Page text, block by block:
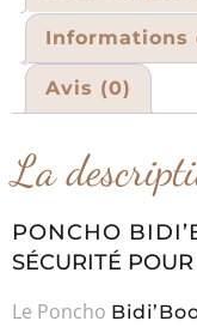
Informations
Avis (0)
La
PONCHO
SÉCURITÉ
Le Poncho